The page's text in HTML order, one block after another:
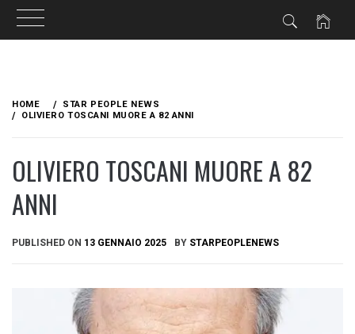
content
HOME
STAR PEOPLE NEWS
OLIVIERO TOSCANI MUORE A 82 ANNI
OLIVIERO TOSCANI MUORE A 82
ANNI
PUBLISHED ON 13 GENNAIO 2025 BY STARPEOPLENEWS